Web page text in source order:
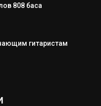
808 баса
гитаристам